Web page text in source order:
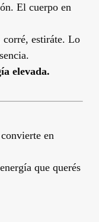
El cuerpo en
corré, estiráte. Lo
elevada.
en
que querés